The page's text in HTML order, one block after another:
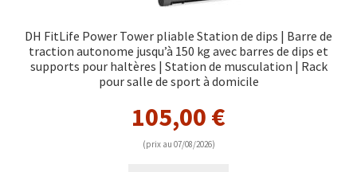
DH FitLife Power Tower pliable Station de dips | Barre de
traction autonome jusqu’à 150 kg avec barres de dips et
supports pour haltères | Station de musculation | Rack
pour salle de sport à domicile
105,00 €
(prix au 07/08/2026)